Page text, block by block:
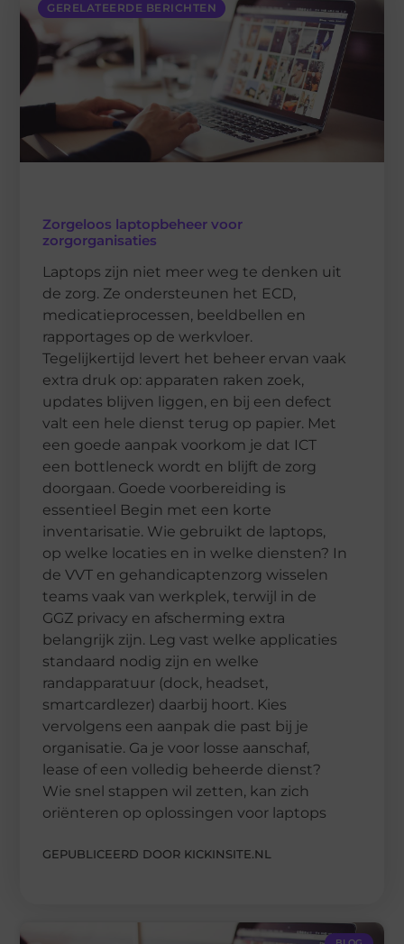
GERELATEERDE BERICHTEN
Zorgeloos laptopbeheer voor
zorgorganisaties
Laptops zijn niet meer weg te denken uit
de zorg. Ze ondersteunen het ECD,
medicatieprocessen, beeldbellen en
rapportages op de werkvloer.
Tegelijkertijd levert het beheer ervan vaak
extra druk op: apparaten raken zoek,
updates blijven liggen, en bij een defect
valt een hele dienst terug op papier. Met
een goede aanpak voorkom je dat ICT
een bottleneck wordt en blijft de zorg
doorgaan. Goede voorbereiding is
essentieel Begin met een korte
inventarisatie. Wie gebruikt de laptops,
op welke locaties en in welke diensten? In
de VVT en gehandicaptenzorg wisselen
teams vaak van werkplek, terwijl in de
GGZ privacy en afscherming extra
belangrijk zijn. Leg vast welke applicaties
standaard nodig zijn en welke
randapparatuur (dock, headset,
smartcardlezer) daarbij hoort. Kies
vervolgens een aanpak die past bij je
organisatie. Ga je voor losse aanschaf,
lease of een volledig beheerde dienst?
Wie snel stappen wil zetten, kan zich
oriënteren op oplossingen voor laptops
GEPUBLICEERD DOOR KICKINSITE.NL